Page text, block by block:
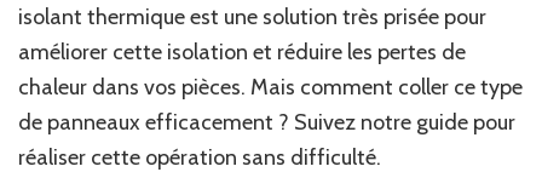
un
isolant
thermique
efficacement
isolant thermique est une solution très prisée pour
améliorer cette isolation et réduire les pertes de
chaleur dans vos pièces. Mais comment coller ce type
de panneaux efficacement ? Suivez notre guide pour
réaliser cette opération sans difficulté.